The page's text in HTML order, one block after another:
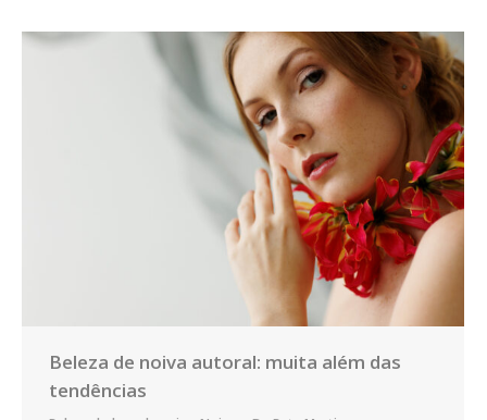
Beleza de noiva autoral: muita além das
tendências